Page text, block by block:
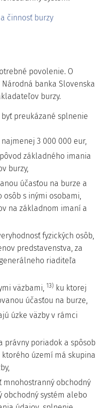
činnosť burzy
povolenie. O
Národná banka Slovenska
burzy.
preukázané splnenie
3 000 000 eur,
základného imania
burzy,
účasťou na burze a
s inými osobami,
na základnom imaní a
fyzických osôb,
predstavenstva, za
riaditeľa
väzbami, 13) ku ktorej
účasťou na burze,
úzke väzby v rámci
právny poriadok a spôsob
území má skupina
mnohostranný obchodný
obchodný systém alebo